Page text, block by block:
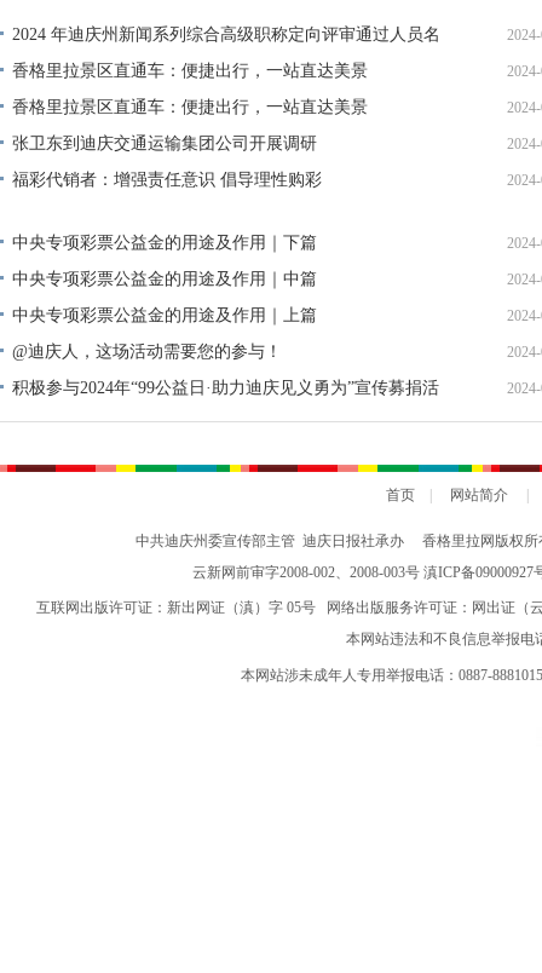
2024 年迪庆州新闻系列综合高级职称定向评审通过人员名
单公示
香格里拉景区直通车：便捷出行，一站直达美景
香格里拉景区直通车：便捷出行，一站直达美景
张卫东到迪庆交通运输集团公司开展调研
福彩代销者：增强责任意识 倡导理性购彩
中央专项彩票公益金的用途及作用｜下篇
中央专项彩票公益金的用途及作用｜中篇
中央专项彩票公益金的用途及作用｜上篇
@迪庆人，这场活动需要您的参与！
积极参与2024年“99公益日·助力迪庆见义勇为”宣传募捐活
动倡议书